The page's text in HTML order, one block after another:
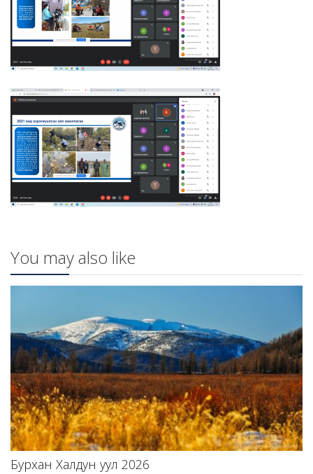
You may also like
Бурхан Халдун уул 2026